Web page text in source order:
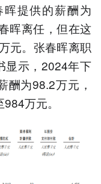
提供的薪酬为
晖离任，但在这
元。张春晖离职
显示，2024年下
酬为98.2万元，
万元。